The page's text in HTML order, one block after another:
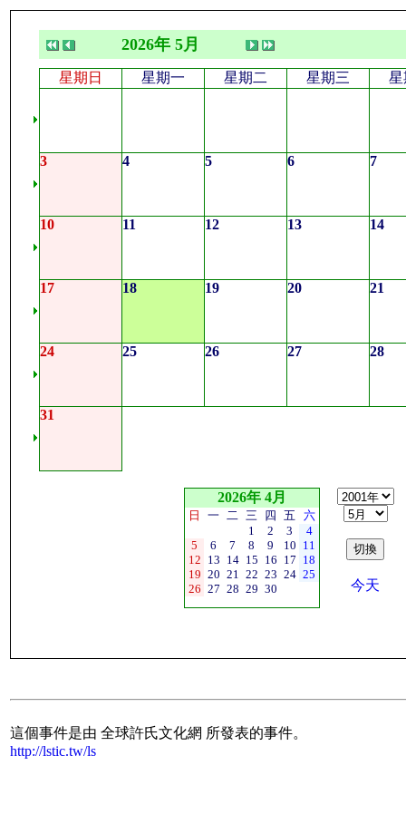
2026年 5月
星期日 星期一 星期二 星期三 星
3 4 5 6 7
10 11 12 13 14
17 18 19 20 21
24 25 26 27 28
31
2026年 4月
日 一 二 三 四 五
六
1
2 3
4
5
6 7 8 9 10 11
12 13 14 15 16 17 18
19 20 21 22 23 24 25
26 27 28 29 30 今天
這個事件是由 全球許氏文化網 所發表的事件。
http://lstic.tw/ls